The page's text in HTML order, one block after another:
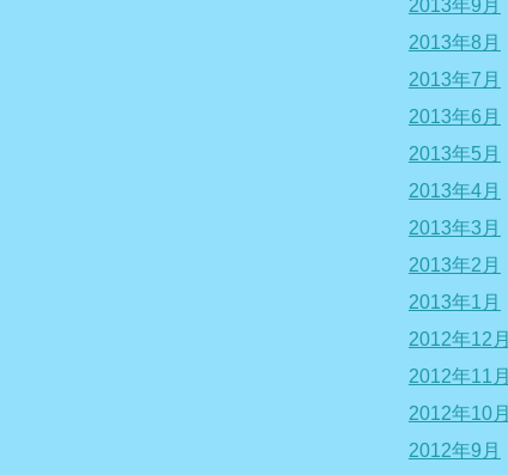
2013年9月
2013年8月
2013年7月
2013年6月
2013年5月
2013年4月
2013年3月
2013年2月
2013年1月
2012年12月
2012年11月
2012年10月
2012年9月